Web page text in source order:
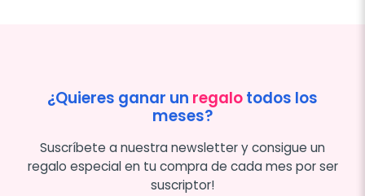
¿Quieres ganar un regalotodos los
meses?
Suscríbete a nuestra newsletter y consigue un
regalo especial en tu compra de cada mes por ser
suscriptor!